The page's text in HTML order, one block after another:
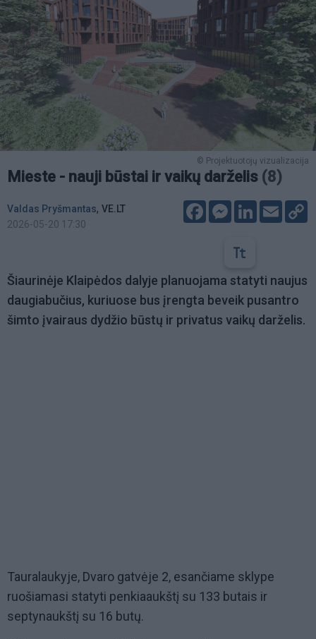
© Projektuotojų vizualizacija
Mieste - nauji būstai ir vaikų darželis (8)
Valdas Pryšmantas, VE.LT
2026-05-20 17:30
FacebookMessenger
LinkedIn
Email
Šiaurinėje Klaipėdos dalyje planuojama statyti naujus
daugiabučius, kuriuose bus įrengta beveik pusantro
šimto įvairaus dydžio būstų ir privatus vaikų darželis.
Tauralaukyje, Dvaro gatvėje 2, esančiame sklype
ruošiamasi statyti penkiaaukštį su 133 butais ir
septynaukštį su 16 butų.